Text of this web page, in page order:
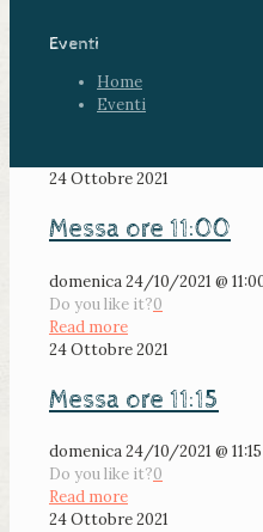
Eventi
Home
Eventi
24 Ottobre 2021
Messa ore 11:00
domenica 24/10/2021 @
Do you like it?0
Read more
24 Ottobre 2021
Messa ore 11:15
domenica 24/10/2021 @ 11:15
Do you like it?0
Read more
24 Ottobre 2021